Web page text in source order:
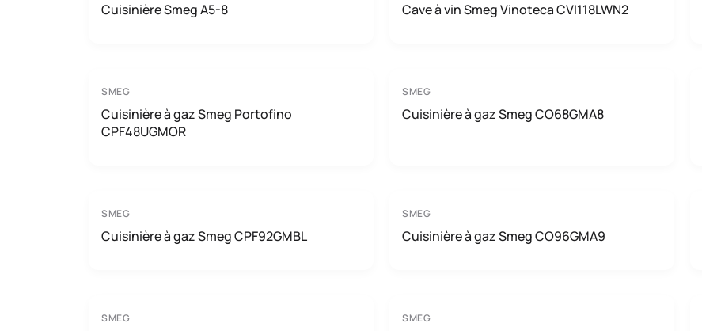
Cuisinière Smeg A5-8 Cave à vin Smeg Vinoteca CVI118LWN2
SMEG
Cuisinière à gaz Smeg Portofino
CPF48UGMOR
SMEG
Cuisinière à gaz Smeg CO68GMA8
SMEG
Cuisinière à gaz Smeg CPF92GMBL
SMEG
Cuisinière à gaz Smeg CO96GMA9
SMEG SMEG